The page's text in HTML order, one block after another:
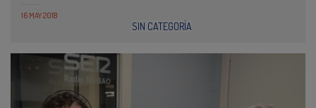
16 MAY 2018
SIN CATEGORÍA